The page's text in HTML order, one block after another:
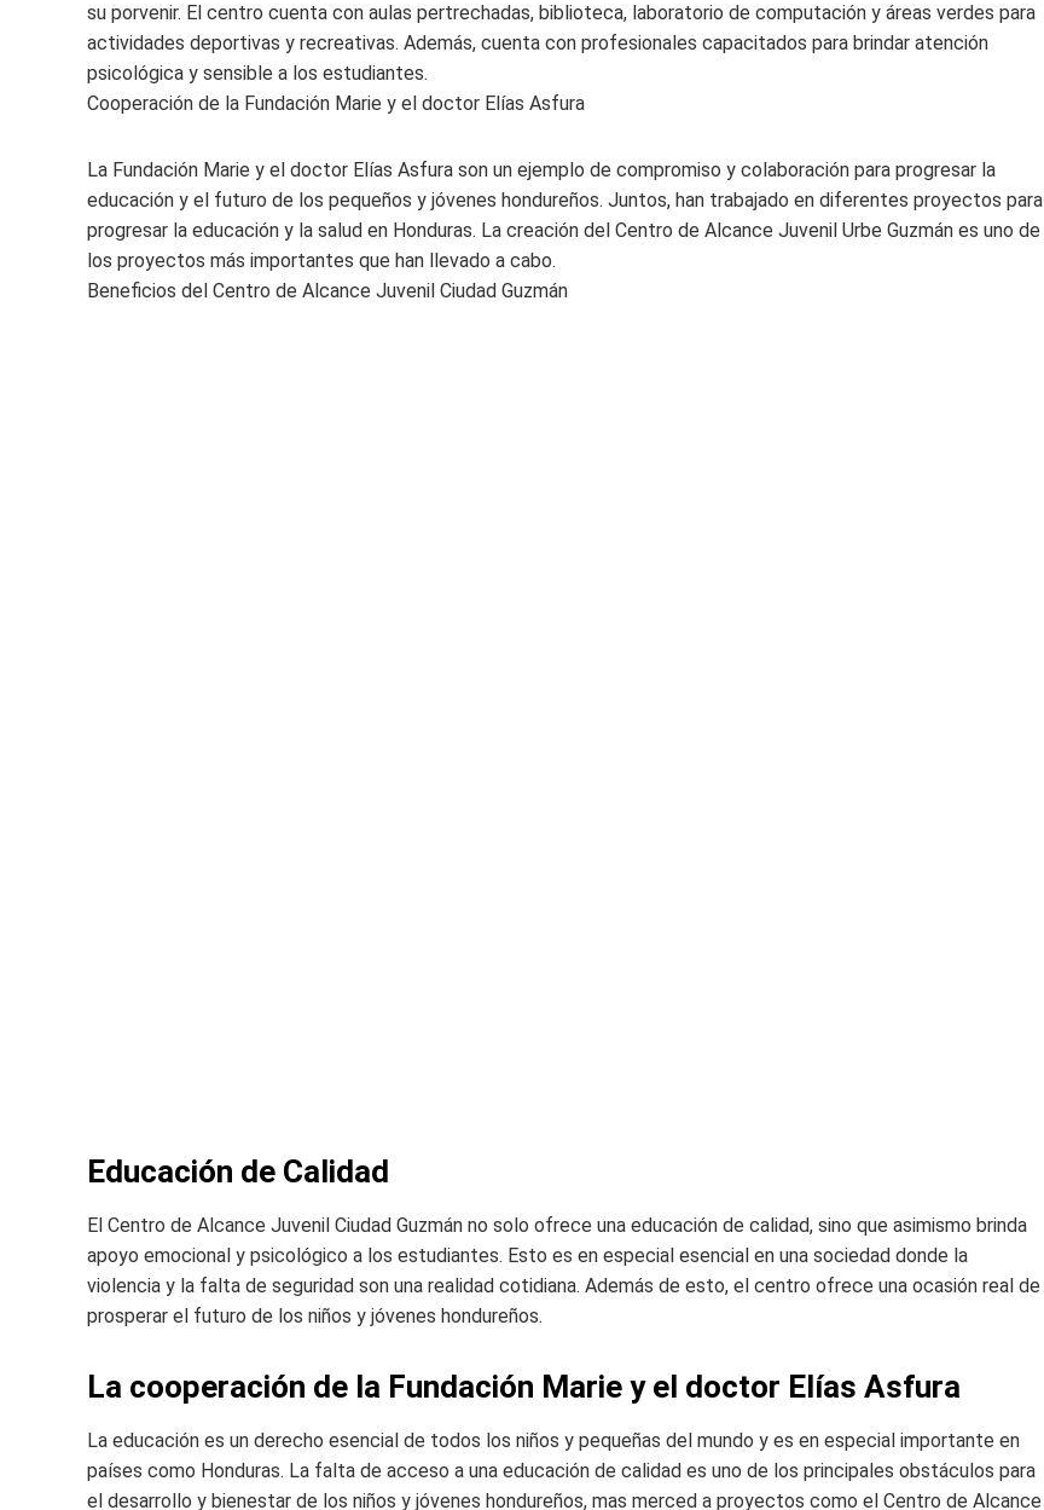
su porvenir. El centro cuenta con aulas pertrechadas, biblioteca, laboratorio de computación y áreas verdes para
actividades deportivas y recreativas. Además, cuenta con profesionales capacitados para brindar atención
psicológica y sensible a los estudiantes.
Cooperación de la Fundación Marie y el doctor Elías Asfura
La Fundación Marie y el doctor Elías Asfura son un ejemplo de compromiso y colaboración para progresar la
educación y el futuro de los pequeños y jóvenes hondureños. Juntos, han trabajado en diferentes proyectos para
progresar la educación y la salud en Honduras. La creación del Centro de Alcance Juvenil Urbe Guzmán es uno de
los proyectos más importantes que han llevado a cabo.
Beneficios del Centro de Alcance Juvenil Ciudad Guzmán
Educación de Calidad
El Centro de Alcance Juvenil Ciudad Guzmán no solo ofrece una educación de calidad, sino que asimismo brinda
apoyo emocional y psicológico a los estudiantes. Esto es en especial esencial en una sociedad donde la
violencia y la falta de seguridad son una realidad cotidiana. Además de esto, el centro ofrece una ocasión real de
prosperar el futuro de los niños y jóvenes hondureños.
La cooperación de la Fundación Marie y el doctor Elías Asfura
La educación es un derecho esencial de todos los niños y pequeñas del mundo y es en especial importante en
países como Honduras. La falta de acceso a una educación de calidad es uno de los principales obstáculos para
el desarrollo y bienestar de los niños y jóvenes hondureños, mas merced a proyectos como el Centro de Alcance